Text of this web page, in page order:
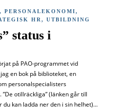
, PERSONALEKONOMI,
HR , UTBILDNING
status i
på PAO-programmet vid
en bok på biblioteket, en
personalspecialisters
otillräckliga” (länken går till
du kan ladda ner den i sin helhet)…